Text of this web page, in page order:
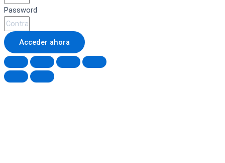
Password
Acceder ahora